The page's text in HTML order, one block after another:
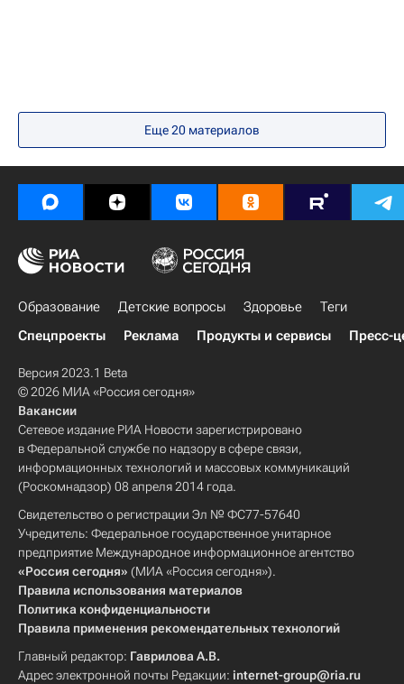
Еще 20 материалов
Образование Детские вопросы Здоровье
Теги
Спецпроекты
Реклама Продукты и сервисы Пресс-
Версия 2023.1 Beta
© 2026 МИА «Россия сегодня»
Вакансии
Сетевое издание РИА Новости зарегистрировано
в Федеральной службе по надзору в сфере связи,
информационных технологий и массовых коммуникаций
(Роскомнадзор) 08 апреля 2014 года.
Свидетельство о регистрации Эл № ФС77-57640
Учредитель: Федеральное государственное унитарное
предприятие Международное информационное агентство
«Россия сегодня» (МИА «Россия сегодня»).
Правила использования материалов
Политика конфиденциальности
Правила применения рекомендательных технологий
Главный редактор: Гаврилова А.В.
Адрес электронной почты Редакции: internet-group@ria.ru